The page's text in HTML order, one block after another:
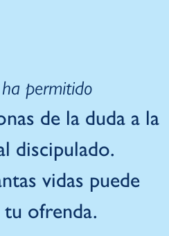
permitido
de la duda a la
discipulado.
vidas puede
tu ofrenda.